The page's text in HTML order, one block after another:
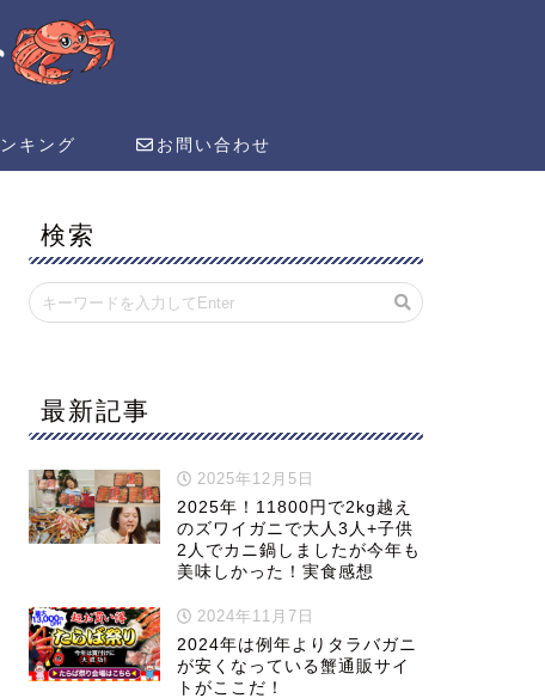
キング お問い合わせ
検索
最新記事
2025年12月5日
2025年！11800円で2kg越え
のズワイガニで大人3人+子供
2人でカニ鍋しましたが今年も
美味しかった！実食感想
2024年11月7日
2024年は例年よりタラバガニ
が安くなっている蟹通販サイ
トがここだ！